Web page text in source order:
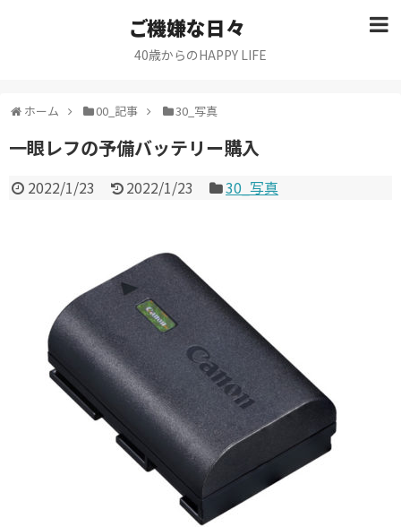
ご機嫌な日々
40歳からのHAPPY LIFE
ホーム 00_記事 30_写真
一眼レフの予備バッテリー購入
2022/1/23 2022/1/23 30_写真